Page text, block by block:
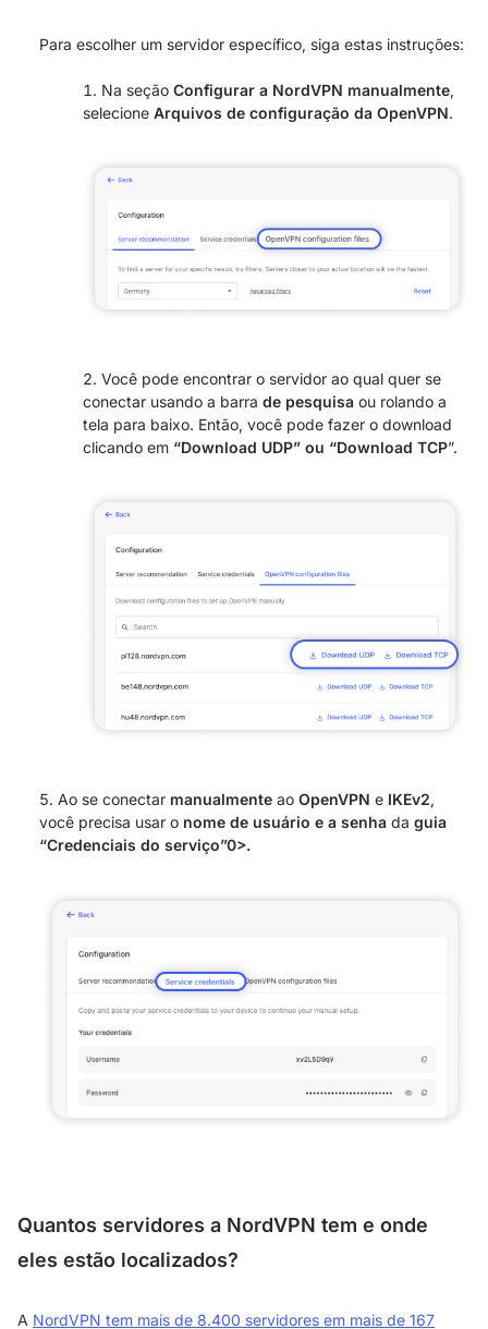
Para escolher um servidor específico, siga estas instruções:
Na seção Configurar a NordVPN manualmente,
selecione Arquivos de configuração da OpenVPN.
Você pode encontrar o servidor ao qual quer se
conectar usando a barra de pesquisa ou rolando a
tela para baixo. Então, você pode fazer o download
clicando em “Download UDP” ou “Download TCP”.
Ao se conectar manualmente ao OpenVPN e IKEv2,
você precisa usar o nome de usuário e a senha da guia
“Credenciais do serviço”0>.
Quantos servidores a NordVPN tem e onde
eles estão localizados?
A NordVPN tem mais de 8.400 servidores em mais de 167